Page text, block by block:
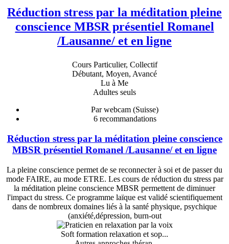
Réduction stress par la méditation pleine
conscience MBSR présentiel Romanel
/Lausanne/ et en ligne
Cours Particulier, Collectif
Débutant, Moyen, Avancé
Lu à Me
Adultes seuls
Par webcam (Suisse)
6recommandations
Réduction stress par la méditation pleine conscience
MBSR présentiel Romanel /Lausanne/ et en ligne
La pleine conscience permet de se reconnecter à soi et de passer du
mode FAIRE, au mode ETRE. Les cours de réduction du stress par
la méditation pleine conscience MBSR permettent de diminuer
l'impact du stress. Ce programme laïque est validé scientifiquement
dans de nombreux domaines liés à la santé physique, psychique
(anxiété,dépression, burn-out
Soft formation relaxation et sop...